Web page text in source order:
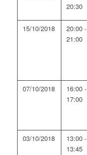
20:30
15/10/2018
20:00 -
21:00
07/10/2018
16:00 -
17:00
03/10/2018
13:00 -
13:45